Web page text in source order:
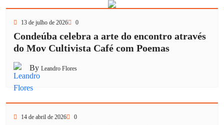
13 de julho de 2026 0
Condeúba celebra a arte do encontro através
do Mov Cultivista Café com Poemas
By Leandro Flores
14 de abril de 2026 0